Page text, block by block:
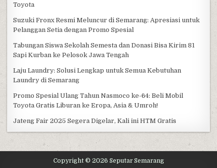
Toyota
Suzuki Fronx Resmi Meluncur di Semarang: Apresiasi untuk
Pelanggan Setia dengan Promo Spesial
Tabungan Siswa Sekolah Semesta dan Donasi Bisa Kirim 81
Sapi Kurban ke Pelosok Jawa Tengah
Laju Laundry: Solusi Lengkap untuk Semua Kebutuhan
Laundry di Semarang
Promo Spesial Ulang Tahun Nasmoco ke-64: Beli Mobil
Toyota Gratis Liburan ke Eropa, Asia & Umroh!
Jateng Fair 2025 Segera Digelar, Kali ini HTM Gratis
Copyright © 2026 Seputar Semarang